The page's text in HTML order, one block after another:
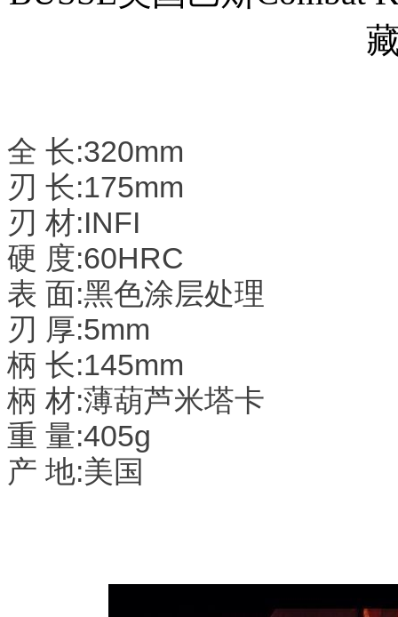
全 长:320mm
刃 长:175mm
刃 材:INFI
硬 度:60HRC
表 面:黑色涂层处理
刃 厚:5mm
柄 长:145mm
柄 材:薄葫芦米塔卡
重 量:405g
产 地:美国